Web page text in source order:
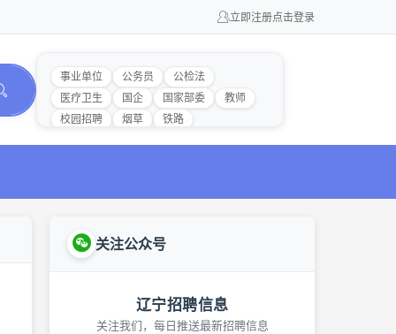
立即注册点击登录
事业单位 公务员
公检法
医疗卫生
国企 国家部委
教师
校园招聘
烟草 铁路
关注公众号
辽宁招聘信息
关注我们，每日推送最新招聘信息